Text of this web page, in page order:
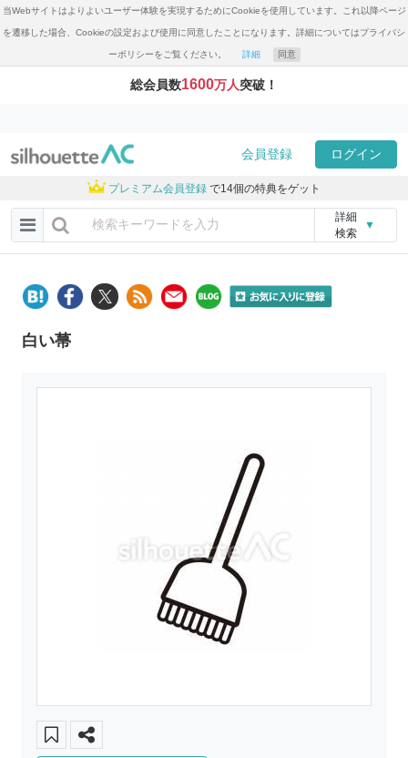
当Webサイトはよりよいユーザー体験を実現するためにCookieを使用しています。これ以降ページ
を遷移した場合、Cookieの設定および使用に同意したことになります。詳細についてはプライバシ
ーポリシーをご覧ください。 詳細 同意
総会員数1600万人突破！
会員登録 ログイン
プレミアム会員登録 で14個の特典をゲット
詳細
検索
▼
白い菷